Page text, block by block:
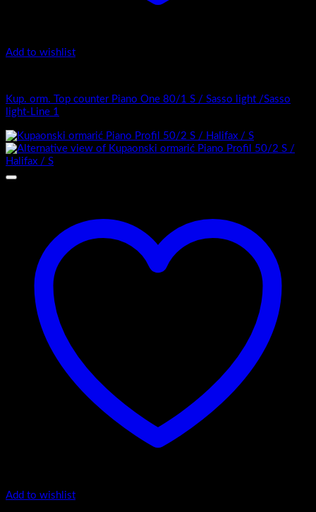
Add to wishlist
Kup. orm. Top counter Piano One 80/1 S / Sasso light /Sasso
light-Line 1
Add to wishlist